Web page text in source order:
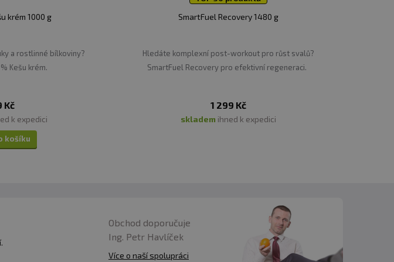
náladu a energii při intenzivním cvičení.
Při užívání synefrinu dochází k navýšení množství
metabolické obrátky a zvýšenému výdeji
Tím dochází ke stimulaci tukového metabolismu
podporuje činnost kardiovaskulárního systému
krém 1000 g
a rostlinné bílkoviny?
Kešu krém.
Kč
k expedici
košíku
SmartFuel Recovery 1480 g
Hledáte komplexní post-workout pro růst svalů?
SmartFuel Recovery pro efektivní regeneraci.
1 299 Kč
skladem ihned k expedici
Obchod doporučuje
Ing. Petr Havlíček
Více o naší spolupráci